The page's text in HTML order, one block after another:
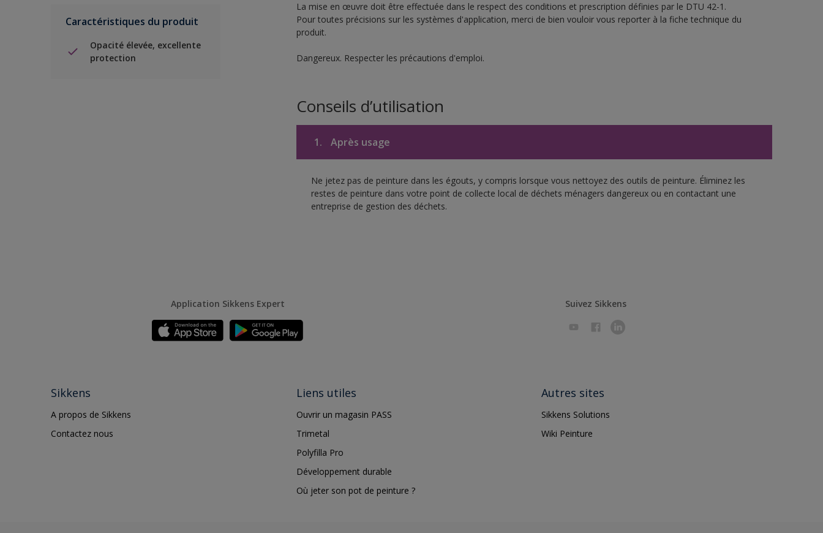
Caractéristiques du produit
Opacité élevée, excellente
protection
La mise en œuvre doit être effectuée dans le respect des conditions et prescription définies par le DTU 42-1.
Pour toutes précisions sur les systèmes d'application, merci de bien vouloir vous reporter à la fiche technique du
produit.
Dangereux. Respecter les précautions d'emploi.
Conseils d’utilisation
1. Après usage
Ne jetez pas de peinture dans les égouts, y compris lorsque vous nettoyez des outils de peinture. Éliminez les
restes de peinture dans votre point de collecte local de déchets ménagers dangereux ou en contactant une
entreprise de gestion des déchets.
Application Sikkens Expert Suivez Sikkens
Sikkens
A propos de Sikkens
Contactez nous
Liens utiles
Ouvrir un magasin PASS
Trimetal
Polyfilla Pro
Développement durable
Où jeter son pot de peinture ?
Autres sites
Sikkens Solutions
Wiki Peinture